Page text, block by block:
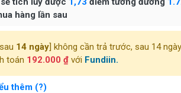
hàng lần sau
14 ngày] không cần trả trước, sau 14 ngày
toán 192.000 ₫với Fundiin.
thêm (?)